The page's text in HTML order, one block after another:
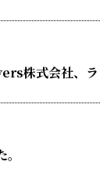
株式会社、